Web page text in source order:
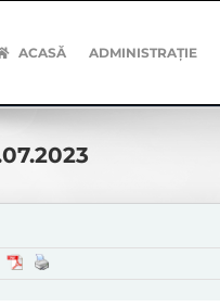
ACASĂ ADMINISTRAȚIE